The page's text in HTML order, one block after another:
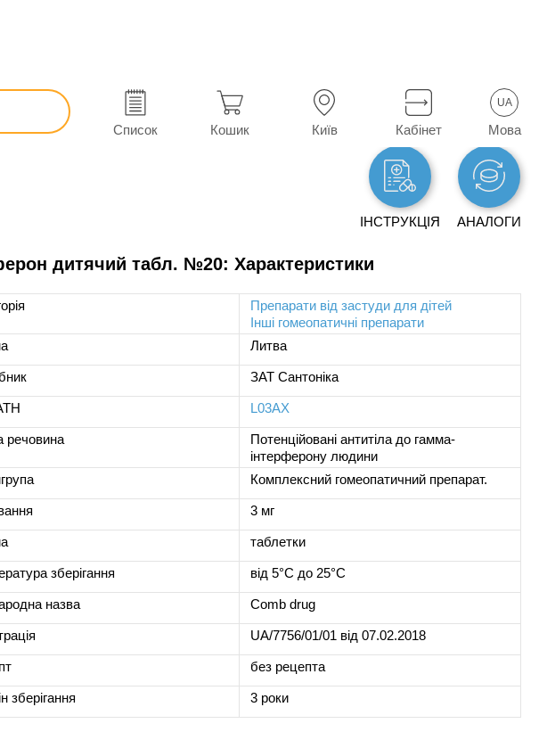
Список Кошик Київ Кабінет
UA
Мова
Інші гомеопатичні препарати Анаферон
ІНСТРУКЦІЯ АНАЛОГИ
дитячий табл. №20: Характеристики
Препарати від застуди для дітей
Інші гомеопатичні препарати
Литва
ЗАТ Сантоніка
L03AX
речовина
Потенційовані антитіла до гамма-
інтерферону людини
Комплексний гомеопатичний препарат.
3 мг
таблетки
зберігання від 5°C до 25°C
назва Comb drug
UA/7756/01/01 від 07.02.2018
без рецепта
зберігання 3 роки